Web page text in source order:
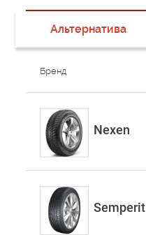
Альтернатива
Бренд
Nexen
Semperit